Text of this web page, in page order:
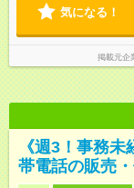
気になる！
掲載元企
《週3！事務
帯電話の販売